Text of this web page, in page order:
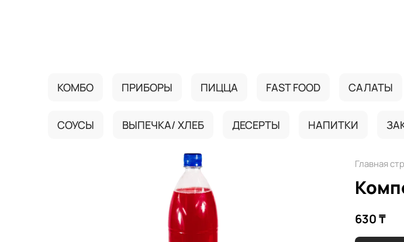
КОМБО ПРИБОРЫ ПИЦЦА FAST FOOD САЛАТЫ
СОУСЫ ВЫПЕЧКА/ ХЛЕБ ДЕСЕРТЫ НАПИТКИ
Главная
630 ₸